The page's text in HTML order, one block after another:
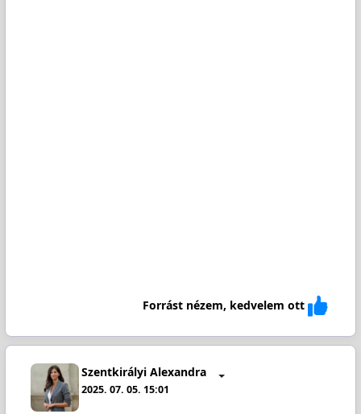
Forrást nézem, kedvelem ott
Szentkirályi Alexandra
2025. 07. 05. 15:01